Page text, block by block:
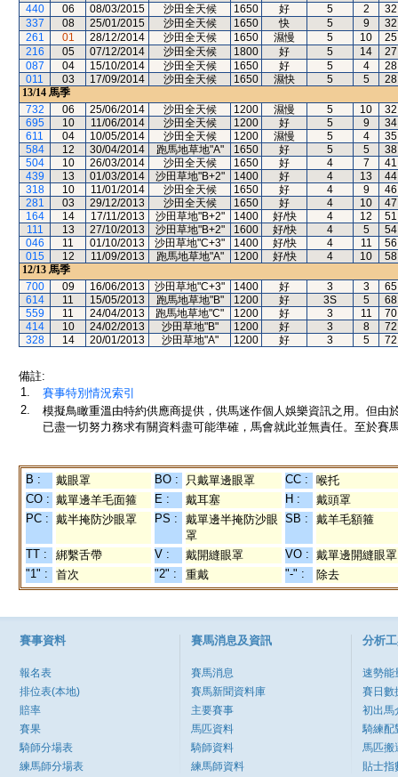
440 06 08/03/2015 沙田全天候 1650 好 5 2
32
337
08 25/01/2015 沙田全天候 1650 快 5 9
32
261
01 28/12/2014 沙田全天候 1650 濕慢 5 10
25
216
05 07/12/2014 沙田全天候 1800 好 5 14
27
087
04 15/10/2014 沙田全天候 1650 好 5 4
28
011
03 17/09/2014 沙田全天候 1650 濕快 5 5
28
13/14 馬季
732
06 25/06/2014 沙田全天候 1200 濕慢 5 10
32
695
10 11/06/2014 沙田全天候 1200 好 5 9
34
611
04 10/05/2014 沙田全天候 1200 濕慢 5 4
35
584
12 30/04/2014 跑馬地草地"A" 1650 好 5 5
38
504
10 26/03/2014 沙田全天候 1650 好 4 7
41
439
13 01/03/2014 沙田草地"B+2" 1400 好 4 13
44
318
10 11/01/2014 沙田全天候 1650 好 4 9
46
281
03 29/12/2013 沙田全天候 1650 好 4 10
47
164
14 17/11/2013 沙田草地"B+2" 1400 好/快 4 12
51
111
13 27/10/2013 沙田草地"B+2" 1600 好/快 4 5
54
046
11 01/10/2013 沙田草地"C+3" 1400 好/快 4 11
56
015
12 11/09/2013 跑馬地草地"A" 1200 好/快 4 10
58
12/13 馬季
700
09 16/06/2013 沙田草地"C+3" 1400 好 3 3
65
614
11 15/05/2013 跑馬地草地"B" 1200 好 3S 5
68
559
11 24/04/2013 跑馬地草地"C" 1200 好 3 11
70
414
10 24/02/2013 沙田草地"B" 1200 好 3 8
72
328
14 20/01/2013 沙田草地"A" 1200 好 3 5 72
備註:
1.
賽事特別情況索引
2.
模擬鳥瞰重溫由特約供應商提供，供馬迷作個人娛樂資訊之用。但
已盡一切努力務求有關資料盡可能準確，馬會就此並無責任。至於賽
B : 戴眼罩 BO : 只戴單邊眼罩 CC :
喉托
CO : 戴單邊羊毛面箍 E : 戴耳塞 H :
戴頭罩
PC : 戴半掩防沙眼罩 PS :
戴單邊半掩防沙眼
罩
SB : 戴羊毛額箍
TT : 綁繫舌帶 V : 戴開縫眼罩 VO : 戴單邊開縫眼罩
"1" :
首次 "2" : 重戴 "-" : 除去
賽事資料
報名表
排位表(本地)
賠率
賽果
騎師分場表
練馬師分場表
賽馬消息及資訊
賽馬消息
賽馬新聞資料庫
主要賽事
馬匹資料
騎師資料
練馬師資料
分析
速勢能
賽日數
初出馬
騎練配
馬匹搬
貼士指